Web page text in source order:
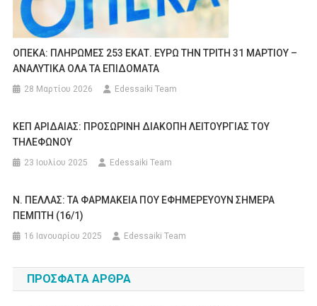
ΟΠΕΚΑ: ΠΛΗΡΩΜΕΣ 253 ΕΚΑΤ. ΕΥΡΩ ΤΗΝ ΤΡΙΤΗ 31 ΜΑΡΤΙΟΥ –
ΑΝΑΛΥΤΙΚΑ ΟΛΑ ΤΑ ΕΠΙΔΟΜΑΤΑ
28 Μαρτίου 2026 Edessaiki Team
ΚΕΠ ΑΡΙΔΑΙΑΣ: ΠΡΟΣΩΡΙΝΗ ΔΙΑΚΟΠΗ ΛΕΙΤΟΥΡΓΙΑΣ ΤΟΥ
ΤΗΛΕΦΩΝΟΥ
23 Ιουλίου 2025 Edessaiki Team
Ν. ΠΕΛΛΑΣ: ΤΑ ΦΑΡΜΑΚΕΙΑ ΠΟΥ ΕΦΗΜΕΡΕΥΟΥΝ ΣΗΜΕΡΑ
ΠΕΜΠΤΗ (16/1)
16 Ιανουαρίου 2025 Edessaiki Team
ΠΡΌΣΦΑΤΑ ΆΡΘΡΑ